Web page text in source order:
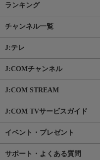
ランキング
チャンネル一覧
J:テレ
J:COMチャンネル
J:COM STREAM
J:COM TVサービスガイド
イベント・プレゼント
サポート・よくある質問